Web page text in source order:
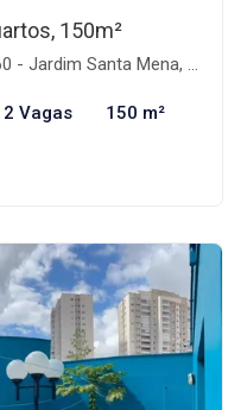
150m²
Santa Mena, Guarulhos-SP
2 Vagas 150 m²